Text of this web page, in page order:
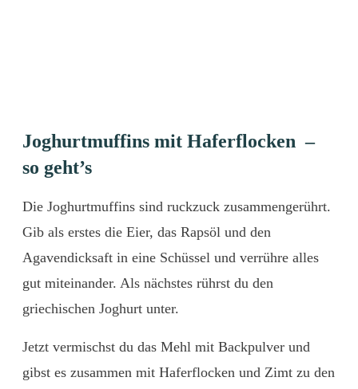
Joghurtmuffins mit Haferflocken –
so geht’s
Die Joghurtmuffins sind ruckzuck zusammengerührt.
Gib als erstes die Eier, das Rapsöl und den
Agavendicksaft in eine Schüssel und verrühre alles
gut miteinander. Als nächstes rührst du den
griechischen Joghurt unter.
Jetzt vermischst du das Mehl mit Backpulver und
gibst es zusammen mit Haferflocken und Zimt zu den